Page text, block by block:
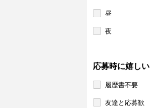
昼
夜
応募時に嬉しい
履歴書不要
友達と応募歓